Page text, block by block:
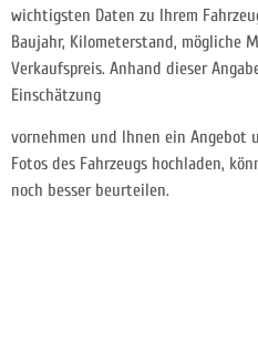
wichtigsten Daten zu Ihrem
Baujahr, Kilometerstand, mögliche
Verkaufspreis. Anhand dieser
Einschätzung
vornehmen und Ihnen ein Angebot
Fotos des Fahrzeugs hochladen,
noch besser beurteilen.